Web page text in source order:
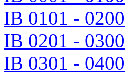
IB 0101 - 0200
IB 0201 - 0300
IB 0301 - 0400